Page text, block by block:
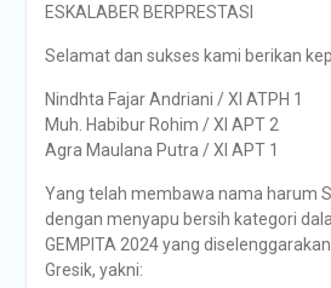
ESKALABER BERPRESTASI
Selamat dan sukses kami berikan
Nindhta Fajar Andriani / XI ATPH 1
Muh. Habibur Rohim / XI APT 2
Agra Maulana Putra / XI APT 1
Yang telah membawa nama harum
dengan menyapu bersih kategori
GEMPITA 2024 yang
Gresik, yakni: